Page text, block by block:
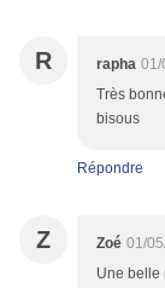
R rapha 01/
Très
bisous
Répondre
Z Zoé 01/
Une belle